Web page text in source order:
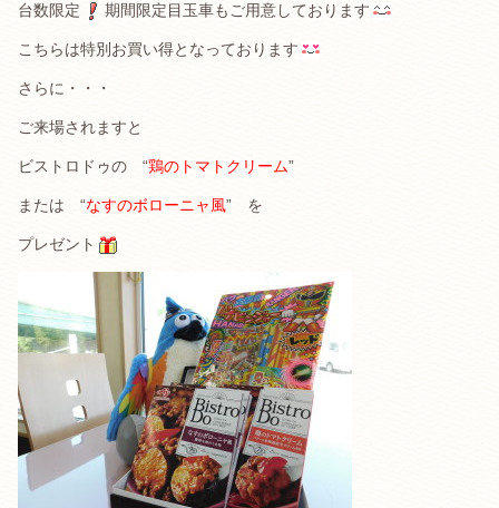
台数限定 期間限定目玉車もご用意しております
こちらは特別お買い得となっております
さらに・・・
ご来場されますと
ビストロドゥの “鶏のトマトクリーム”
または “なすのボローニャ風” を
プレゼント